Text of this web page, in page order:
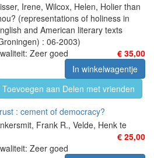
Irene, Wilcox, Helen, Holier than
(representations of holiness in
and American literary texts
: 06-2003)
€ 35,00
Zeer goed
In winkelwagentje
Toevoegen aan Delen met vrienden
: cement of democracy?
Frank R., Velde, Henk te
€ 25,00
Zeer goed